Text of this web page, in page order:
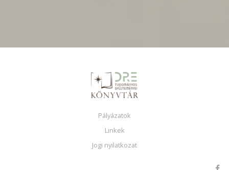
Pályázatok
Linkek
Jogi nyilatkozat